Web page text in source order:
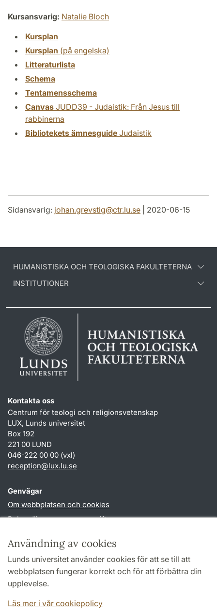
Användning av cookies
Lunds universitet använder cookies för att se till att
webbplatsen fungerar korrekt och för att förbättra din
upplevelse.
Läs mer i vår cookiepolicy
Kursansvarig: Natalie Bloch
Kursplan
Kursplan (på engelska)
Litteraturlista
Schema
Tentamensschema
Canvas JUDD39 - Judaistik: Från Jesus till
rabbinerna
Bibliotekets ämnesguide Judaistik
Sidansvarig: johan.grevstig@ctr.lu.se | 2020-06-15
HUMANISTISKA OCH TEOLOGISKA FAKULTETERNA
INSTITUTIONER
Kontakta oss
Centrum för teologi och religionsvetenskap
LUX, Lunds universitet
Box 192
221 00 LUND
046-222 00 00 (vxl)
reception@lux.lu.se
Genvägar
Om webbplatsen och cookies
Behandling av personuppgifter
TYPO3-login
Följ oss i sociala medier